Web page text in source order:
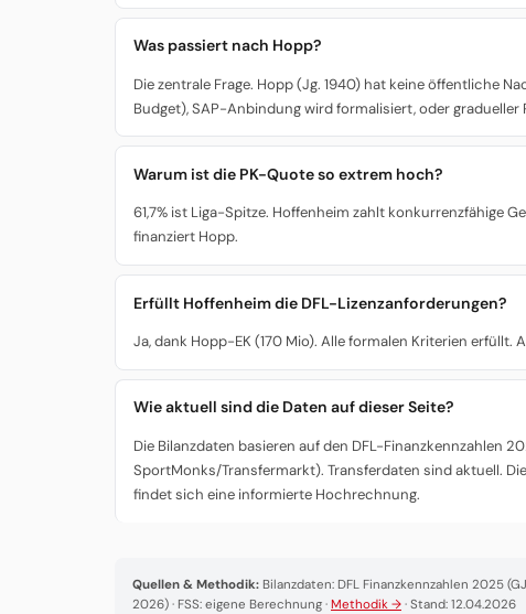
Was passiert nach Hopp?
Die zentrale Frage. Hopp (Jg. 1940) hat keine öffentliche
Budget), SAP-Anbindung wird formalisiert, oder gradueller
Warum ist die PK-Quote so extrem hoch?
61,7% ist Liga-Spitze. Hoffenheim zahlt konkurrenzfähige
finanziert Hopp.
Erfüllt Hoffenheim die DFL-Lizenzanforderungen?
Ja, dank Hopp-EK (170 Mio). Alle formalen Kriterien erfüllt.
Wie aktuell sind die Daten auf dieser Seite?
Die Bilanzdaten basieren auf den DFL-Finanzkennzahlen
SportMonks/Transfermarkt). Transferdaten sind aktuell.
findet sich eine informierte Hochrechnung.
Quellen & Methodik: Bilanzdaten: DFL Finanzkennzahlen 2025
2026) · FSS: eigene Berechnung · Methodik → · Stand: 12.04.2026